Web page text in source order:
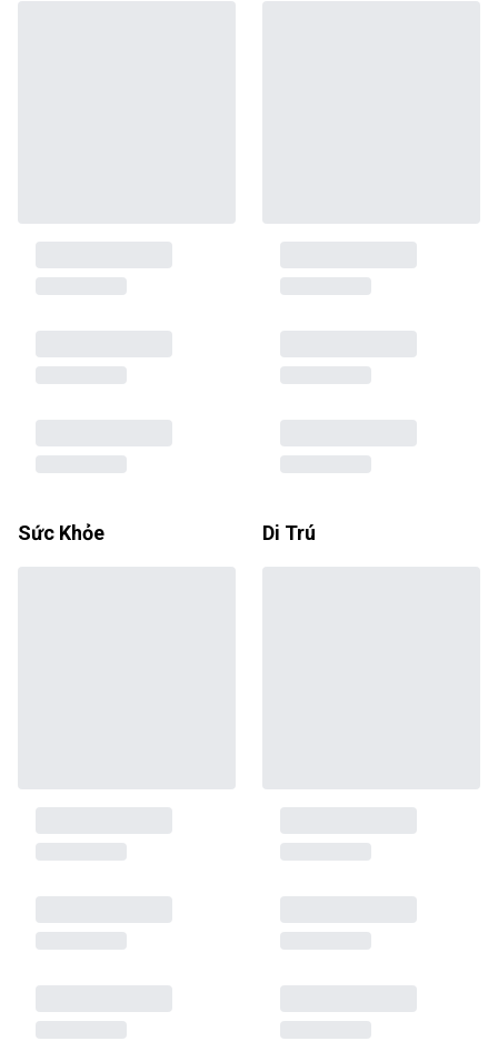
Sức Khỏe Di Trú